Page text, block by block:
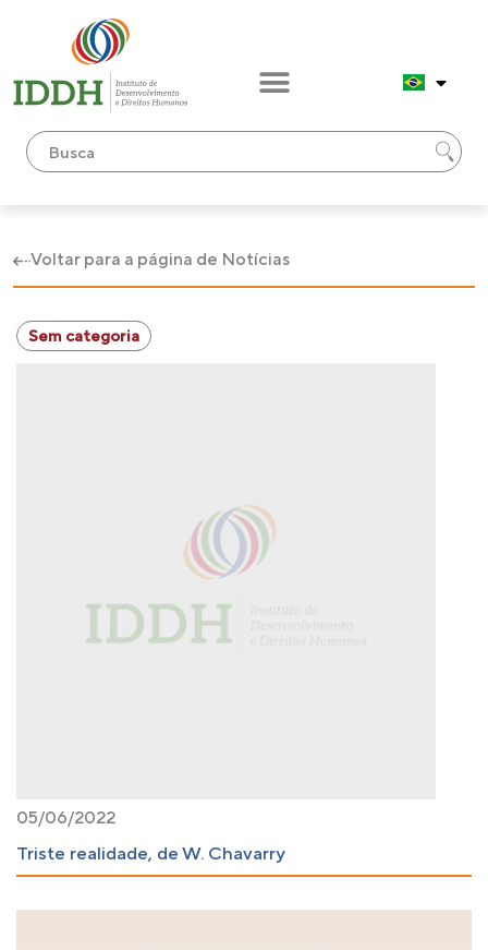
Voltar para a página de Notícias
Sem categoria
05/06/2022
Triste realidade, de W. Chavarry